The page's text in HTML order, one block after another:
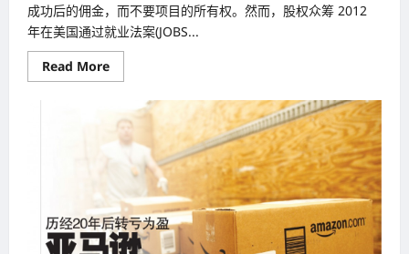
成功后的佣金，而不要项目的所有权。然而，股权众筹 2012
年在美国通过就业法案(JOBS...
Read MoreRead
more
筹
（Crowdfunding）
进
入
新
发
展
趋
势